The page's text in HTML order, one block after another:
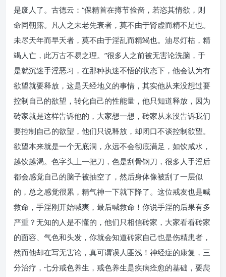
是废人了。古德云：“保精首在撙节俭啬，若恣其情欲，则
命同朝露。凡人之未老先衰者，莫不由于肾虚而精不足也。
未尽天年而早夭者，莫不由于淫乱而精竭也。油尽灯枯，精
竭人亡，此万古不易之理。”很多人之前被无害论洗脑，于
是就沉迷手淫恶习，在那种执迷不悟的状态下，他会认为有
欲望就要释放，这是天经地义的事情，其实他从来没想过要
控制自己的欲望，转化自己的性能量，他只知道释放，因为
砖家就是这样告诉他的，大家想一想，砖家从来没告诉我们
要控制自己的欲望，他们只说释放，却闭口不谈控制欲望。
欲望本来就是一个无底洞，永远不会彻底满足，如饮咸水，
越饮越渴。色字头上一把刀，色是刮骨钢刀，很多人手淫后
都会感觉自己的脑子被抽空了，然后身体像被刮了一层似
的，总之感觉很累，精气神一下就下降了。这位戒友也是喊
救命，手淫刚开始喊爽，最后喊救命！你说手淫的后果有多
严重？无知的人是不懂的，他们只相信砖家，大家看看砖家
的面容、气色和头发，你就会知道砖家自己也是伤精患者，
然而他却在写无害论，真可谓误人匪浅！神经症的康复，三
分治疗，七分戒色养生，戒色养生是疾病痊愈的基础，要爬